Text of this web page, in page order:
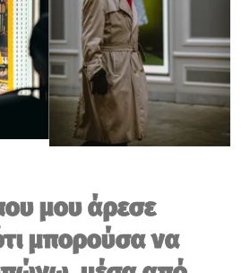
μου άρεσε
μπορούσα να